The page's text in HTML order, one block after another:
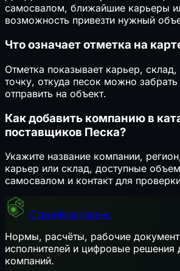
самосвалом, ближайшие карьеры
возможность привезти нужный
Что означает отметка на
Отметка показывает карьер,
точку, откуда песок можно
отправить на объект.
Как добавить компанию в
поставщиков Песка?
Укажите название компании,
карьер или склад, доступные
самосвалом и контакт для
СтройКомплаенс
Нормы, расчёты, рабочие
исполнителей и цифровые решения
компаний.